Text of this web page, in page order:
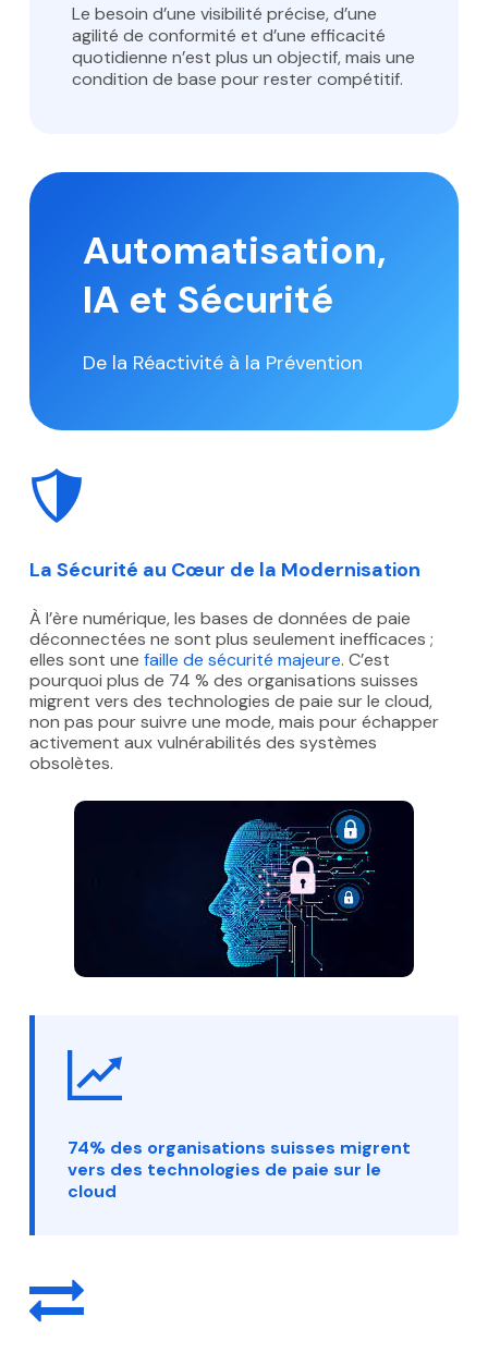
Le besoin d’une visibilité précise, d’une
agilité de conformité et d’une efficacité
quotidienne n’est plus un objectif, mais une
condition de base pour rester compétitif.
Automatisation,
IA et Sécurité
De la Réactivité à la Prévention
La Sécurité au Cœur de la Modernisation
À l’ère numérique, les bases de données de paie
déconnectées ne sont plus seulement inefficaces ;
elles sont une faille de sécurité majeure. C’est
pourquoi plus de 74 % des organisations suisses
migrent vers des technologies de paie sur le cloud,
non pas pour suivre une mode, mais pour échapper
activement aux vulnérabilités des systèmes
obsolètes.
74% des organisations suisses migrent
vers des technologies de paie sur le
cloud